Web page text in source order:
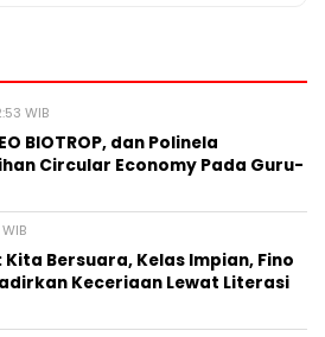
WIB
BIOTROP, dan Polinela
Circular Economy Pada Guru-
Bersuara, Kelas Impian, Fino
Keceriaan Lewat Literasi